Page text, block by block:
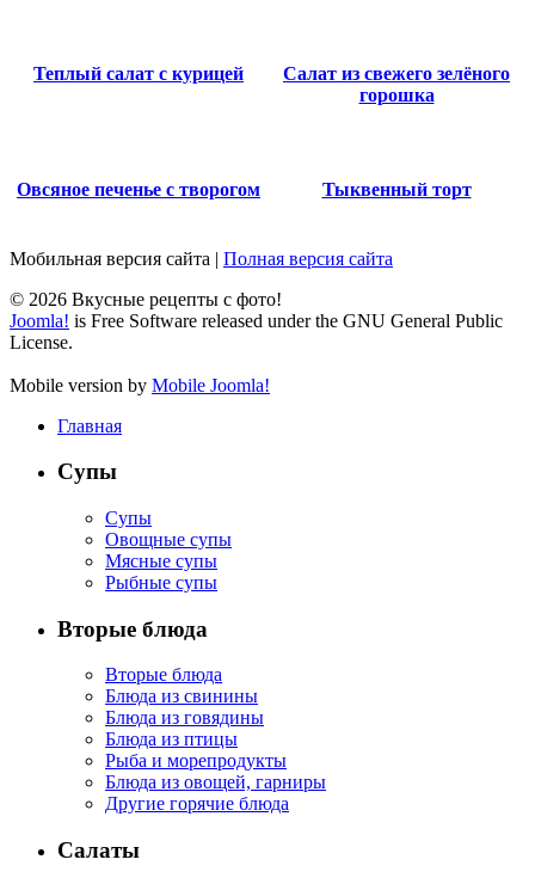
Теплый салат с курицей
Салат из свежего зелёного
горошка
Овсяное печенье с творогом Тыквенный торт
Мобильная версия сайта | Полная версия сайта
© 2026 Вкусные рецепты с фото!
Joomla! is Free Software released under the GNU General Public
License.
Mobile version by Mobile Joomla!
Главная
Супы
Супы
Овощные супы
Мясные супы
Рыбные супы
Вторые блюда
Вторые блюда
Блюда из свинины
Блюда из говядины
Блюда из птицы
Рыба и морепродукты
Блюда из овощей, гарниры
Другие горячие блюда
Салаты